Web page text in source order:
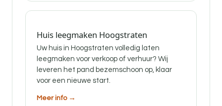
Huis leegmaken Hoogstraten
Uw huis in Hoogstraten volledig laten
leegmaken voor verkoop of verhuur? Wij
leveren het pand bezemschoon op, klaar
voor een nieuwe start.
Meer info →